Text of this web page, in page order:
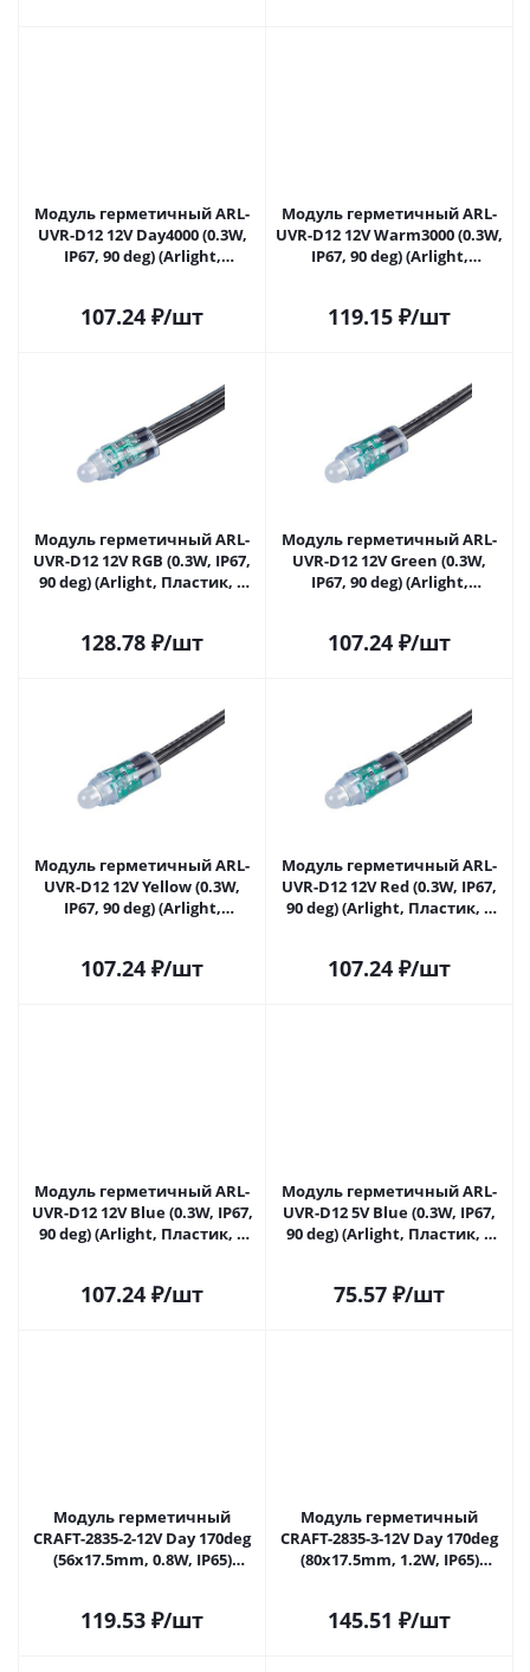
Модуль герметичный ARL-
UVR-D12 12V Day4000 (0.3W,
IP67, 90 deg) (Arlight,
107.24 ₽/шт
Модуль герметичный ARL-
UVR-D12 12V Warm3000 (0.3W,
IP67, 90 deg) (Arlight,
119.15 ₽/шт
Модуль герметичный ARL-
UVR-D12 12V RGB (0.3W, IP67,
90 deg) (Arlight, Пластик, 5
128.78 ₽/шт
Модуль герметичный ARL-
UVR-D12 12V Green (0.3W,
IP67, 90 deg) (Arlight,
107.24 ₽/шт
Модуль герметичный ARL-
UVR-D12 12V Yellow (0.3W,
IP67, 90 deg) (Arlight,
107.24 ₽/шт
Модуль герметичный ARL-
UVR-D12 12V Red (0.3W, IP67,
90 deg) (Arlight, Пластик, 5
107.24 ₽/шт
Модуль герметичный ARL-
UVR-D12 12V Blue (0.3W, IP67,
90 deg) (Arlight, Пластик, 5
107.24 ₽/шт
Модуль герметичный ARL-
UVR-D12 5V Blue (0.3W, IP67,
90 deg) (Arlight, Пластик, 5
75.57 ₽/шт
Модуль герметичный
CRAFT-2835-2-12V Day 170deg
(56х17.5mm, 0.8W, IP65)
119.53 ₽/шт
Модуль герметичный
CRAFT-2835-3-12V Day 170deg
(80x17.5mm, 1.2W, IP65)
145.51 ₽/шт